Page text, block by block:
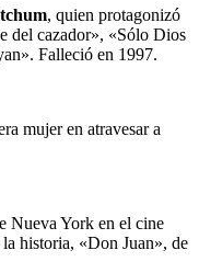
, quien protagonizó
del cazador», «Sólo Dios
Falleció en 1997.
mujer en atravesar a
Nueva York en el cine
historia, «Don Juan», de